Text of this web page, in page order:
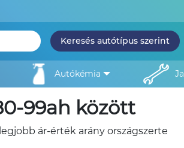
Keresés autótípus szerint
autókémia
99ah között
ár-érték arány országszerte